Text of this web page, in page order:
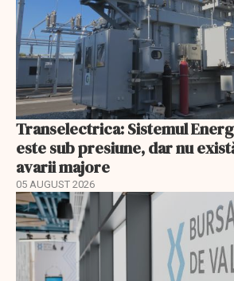
Transelectrica: Sistemul
este sub presiune, dar nu
avarii majore
05 AUGUST 2026